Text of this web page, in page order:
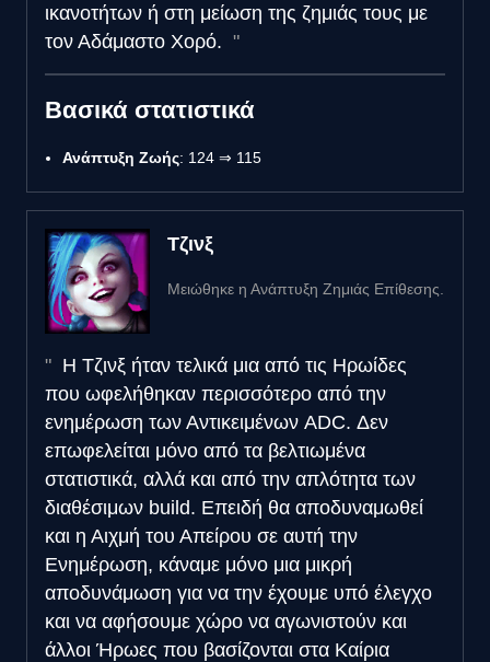
ικανοτήτων ή στη μείωση της ζημιάς τους με
τον Αδάμαστο Χορό.
Βασικά στατιστικά
Ανάπτυξη Ζωής: 124 ⇒ 115
Τζινξ
Μειώθηκε η Ανάπτυξη Ζημιάς Επίθεσης.
Η Τζινξ ήταν τελικά μια από τις Ηρωίδες
που ωφελήθηκαν περισσότερο από την
ενημέρωση των Αντικειμένων ADC. Δεν
επωφελείται μόνο από τα βελτιωμένα
στατιστικά, αλλά και από την απλότητα των
διαθέσιμων build. Επειδή θα αποδυναμωθεί
και η Αιχμή του Απείρου σε αυτή την
Ενημέρωση, κάναμε μόνο μια μικρή
αποδυνάμωση για να την έχουμε υπό έλεγχο
και να αφήσουμε χώρο να αγωνιστούν και
άλλοι Ήρωες που βασίζονται στα Καίρια